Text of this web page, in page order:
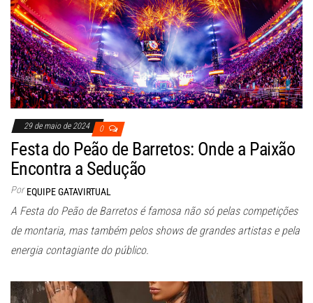
29 de maio de 2024 0
Festa do Peão de Barretos: Onde a Paixão
Encontra a Sedução
Por EQUIPE GATAVIRTUAL
A Festa do Peão de Barretos é famosa não só pelas competições
de montaria, mas também pelos shows de grandes artistas e pela
energia contagiante do público.